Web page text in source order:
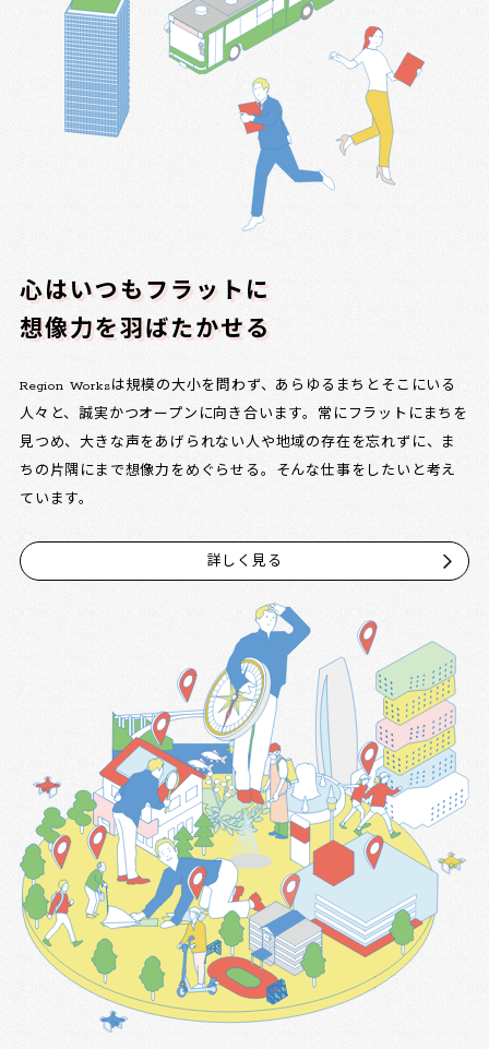
心はいつもフラットに
想像力を羽ばたかせる
Region Worksは規模の大小を問わず、あらゆるまちとそこにいる
人々と、誠実かつオープンに向き合います。常にフラットにまちを
見つめ、大きな声をあげられない人や地域の存在を忘れずに、ま
ちの片隅にまで想像力をめぐらせる。そんな仕事をしたいと考え
ています。
詳しく見る